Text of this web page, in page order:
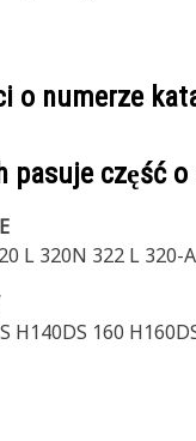
o numerze
pasuje część
L 320N 322 L 320-
H140DS 160